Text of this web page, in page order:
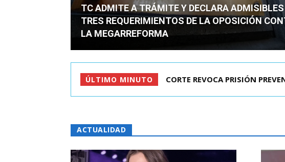
TC ADMITE A TRÁMITE Y DECLARA
TRES REQUERIMIENTOS DE LA OPOSICIÓN
LA MEGARREFORMA
ÚLTIMO MINUTO ARRAU DETALLÓ AGENDA
ACTUALIDAD